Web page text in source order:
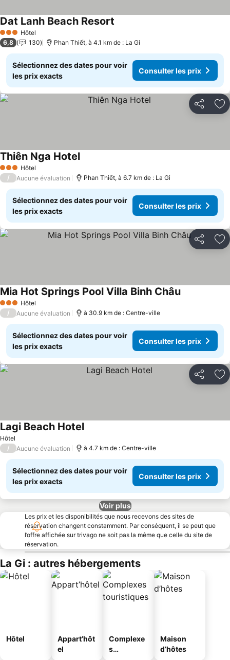
3 ÉtoilesHôtel
Dat Lanh Beach Resort
6,8 130 Phan Thiết, à 4.1 km de : La Gi
Sélectionnez des dates pour voir
les prix exacts
Consulter les prix
Partager
3 ÉtoilesHôtel
Thiên Nga HotelConsulter les prix
/ Aucune évaluation Phan Thiết, à 6.7 km de : La Gi
Sélectionnez des dates pour voir
les prix exacts
Consulter les prix
Partager
3 ÉtoilesHôtel
Mia Hot Springs Pool Villa Binh ChâuConsulter
/ Aucune évaluation à 30.9 km de : Centre-ville
Sélectionnez des dates pour voir
les prix exacts
Consulter les prix
Partager
Hôtel
Lagi Beach HotelConsulter les prix
/ Aucune évaluation à 4.7 km de : Centre-ville
Sélectionnez des dates pour voir
les prix exacts
Consulter les prix
Voir plus
Les prix et les disponibilités que nous recevons des sites de
réservation changent constamment. Par conséquent, il se peut que
l’offre affichée sur trivago ne soit pas la même que celle du site de
réservation.
La Gi : autres hébergements
Hôtel
Appart’hôt
el
Complexe
s
Maison
d’hôtes